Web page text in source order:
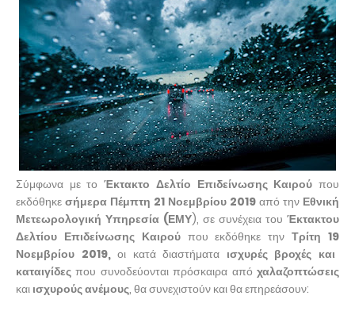
Σύμφωνα με τοΈκτακτο Δελτίο Επιδείνωσης Καιρούπου
εκδόθηκε σήμερα Πέμπτη 21 Νοεμβρίου 2019 από την Εθνική
Μετεωρολογική Υπηρεσία (ΕΜΥ), σε συνέχεια του Έκτακτου
Δελτίου Επιδείνωσης Καιρού που εκδόθηκε τηνΤρίτη 19
Νοεμβρίου 2019, οι κατά διαστήματα ισχυρές βροχές και
καταιγίδες που συνοδεύονται πρόσκαιρα από χαλαζοπτώσεις
και ισχυρούςανέμους, θα συνεχιστούν και θα επηρεάσουν: